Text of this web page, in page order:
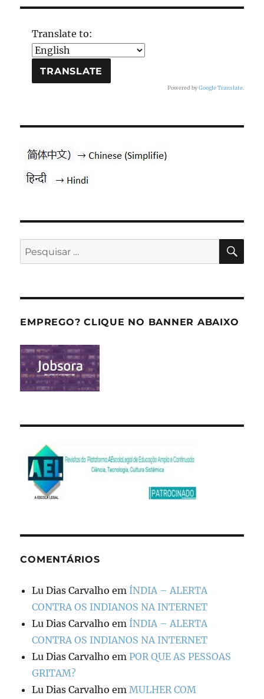
Translate to:
Powered byGoogle Translate.
Pesquisar
por:
EMPREGO? CLIQUE NO BANNER ABAIXO
COMENTÁRIOS
Lu Dias Carvalho em ÍNDIA – ALERTA
CONTRA OS INDIANOS NA INTERNET
Lu Dias Carvalho em ÍNDIA – ALERTA
CONTRA OS INDIANOS NA INTERNET
Lu Dias Carvalho em POR QUE AS PESSOAS
GRITAM?
Lu Dias Carvalho em MULHER COM